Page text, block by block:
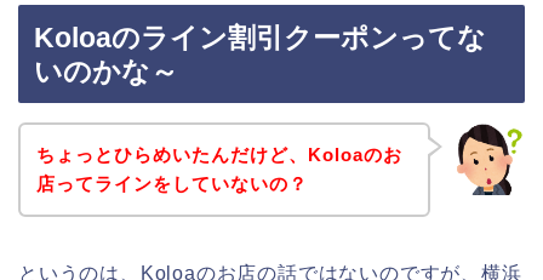
Koloaのライン割引クーポンってな
いのかな～
ちょっとひらめいたんだけど、Koloaのお
店ってラインをしていないの？
というのは、Koloaのお店の話ではないのですが、横浜